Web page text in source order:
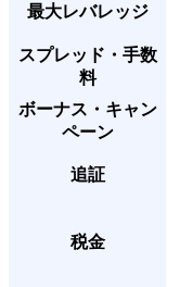
最大レバレッジ
スプレッド・手数
料
ボーナス・キャン
ペーン
追証
税金